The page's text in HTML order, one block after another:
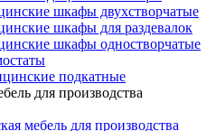
шкафы двухстворчатые
шкафы для раздевалок
шкафы одностворчатые
подкатные
для производства
мебель для производства